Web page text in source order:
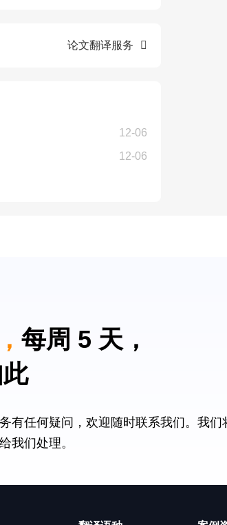
论文翻译服务
12-06
12-06
每周 5 天，
有任何疑问，欢迎随时联系我们。我
我们处理。